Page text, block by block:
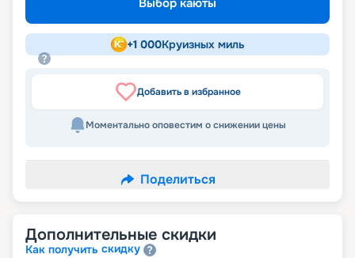
+1 000Круизных миль
Добавить в избранное
Моментально оповестим о снижении цены
Поделиться
Дополнительные скидки
Как получить скидку